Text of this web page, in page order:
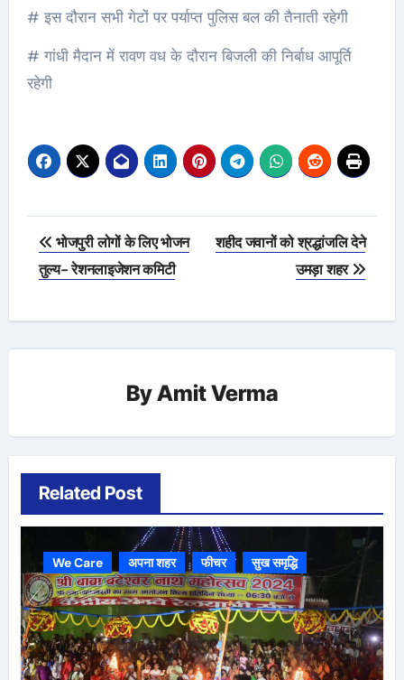
# इस दौरान सभी गेटों पर पर्याप्त पुलिस बल की तैनाती रहेगी
# गांधी मैदान में रावण वध के दौरान बिजली की निर्बाध आपूर्ति
रहेगी
Post
navigation
भोजपुरी लोगों के लिए भोजन
तुल्य- रेशनलाइजेशन कमिटी
शहीद जवानों को श्रद्धांजलि देने
उमड़ा शहर
ByAmit Verma
Related Post
We Care अपना शहर फीचर सुख समृद्धि